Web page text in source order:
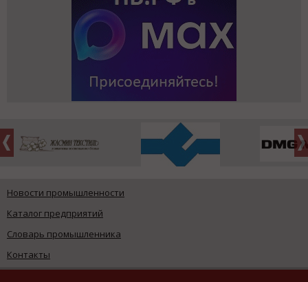
Новости промышленности
Каталог предприятий
Словарь промышленника
Контакты